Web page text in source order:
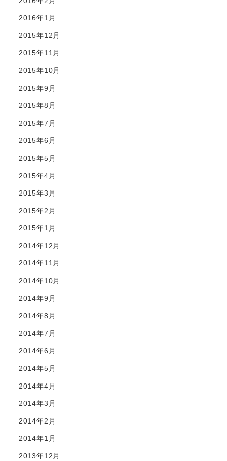
2016年1月
2015年12月
2015年11月
2015年10月
2015年9月
2015年8月
2015年7月
2015年6月
2015年5月
2015年4月
2015年3月
2015年2月
2015年1月
2014年12月
2014年11月
2014年10月
2014年9月
2014年8月
2014年7月
2014年6月
2014年5月
2014年4月
2014年3月
2014年2月
2014年1月
2013年12月